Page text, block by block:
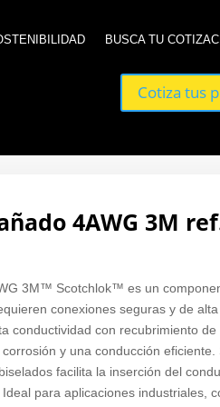
BUSCA TU
Cotiza tus
BUSCA TU
Cotiza tus
4AWG 3M
3M™ Scotchlok™ es un
conexiones seguras y de alta
conductividad con recubrimiento
y una conducción eficiente.
facilita la inserción del
para aplicaciones industriales,